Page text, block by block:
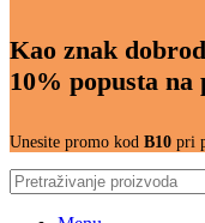
Kao znak
10% popusta
Unesite promo kod B10 pri